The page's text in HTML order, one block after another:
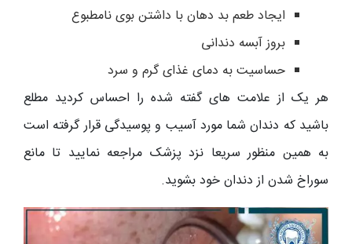
ایجاد طعم بد دهان با داشتن بوی نامطبوع
بروز آبسه دندانی
حساسیت به دمای غذای گرم و سرد
هر یک از علامت های گفته شده را احساس کردید مطلع
باشید که دندان شما مورد آسیب و پوسیدگی قرار گرفته است
به همین منظور سریعا نزد پزشک مراجعه نمایید تا مانع
سوراخ شدن از دندان خود بشوید.